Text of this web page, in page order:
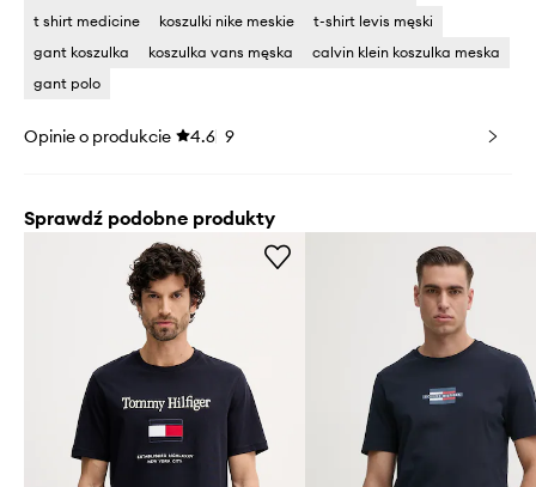
t shirt medicine
koszulki nike meskie
t-shirt levis męski
gant koszulka
koszulka vans męska
calvin klein koszulka meska
gant polo
Opinie o produkcie 4.6 9
Sprawdź podobne produkty